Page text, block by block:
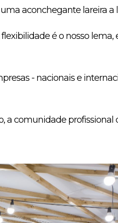
aconchegante lareira a
é o nosso lema,
- nacionais e
comunidade profissional